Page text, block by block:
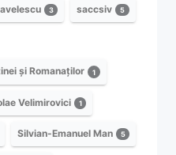
3 saccsiv 5
și Romanaților 1
Velimirovici 1
Silvian-Emanuel Man 5